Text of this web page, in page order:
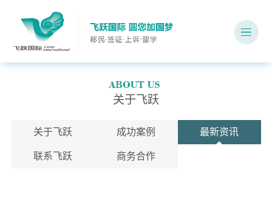
关于飞跃
关于飞跃 成功案例 最新资讯
联系飞跃 商务合作